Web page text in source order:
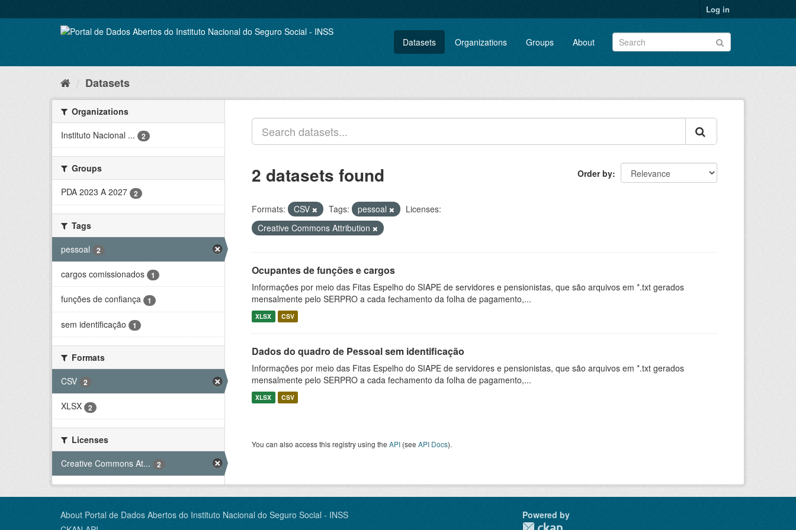
to
Log in
Datasets Organizations Groups About
Datasets
Organizations
Instituto Nacional ...
2
Groups
PDA 2023 A 2027
2
Tags
pessoal
2
cargos comissionados 1
funções de confiança 1
sem identificação 1
Formats
CSV
2
XLSX 2
Licenses
Creative Commons At...
2
Order by
2 datasets found
Formats: CSV Tags: pessoal
Licenses:
Creative Commons Attribution
Ocupantes de funções e cargos
Informações por meio das Fitas Espelho do SIAPE de servidores e pensionistas, que são arquivos em *.txt gerados
mensalmente pelo SERPRO a cada fechamento da folha de pagamento,...
XLSX CSV
Dados do quadro de Pessoal sem identificação
Informações por meio das Fitas Espelho do SIAPE de servidores e pensionistas, que são arquivos em *.txt gerados
mensalmente pelo SERPRO a cada fechamento da folha de pagamento,...
XLSX CSV
You can also access this registry using the API (see API Docs).
About Portal de Dados Abertos do Instituto Nacional do Seguro Social - INSS
Powered by